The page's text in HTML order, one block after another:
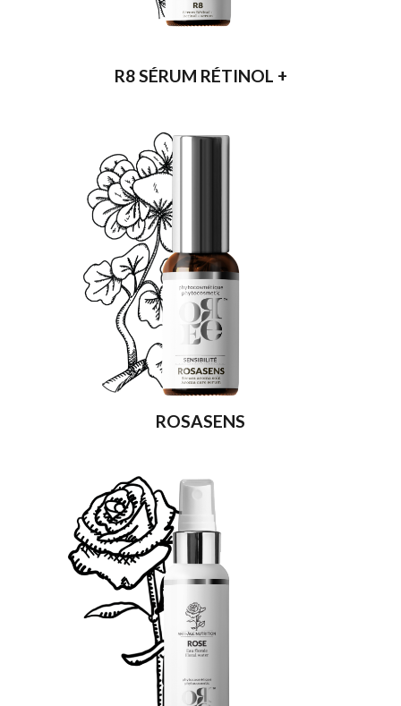
R8 SÉRUM RÉTINOL +
ROSASENS